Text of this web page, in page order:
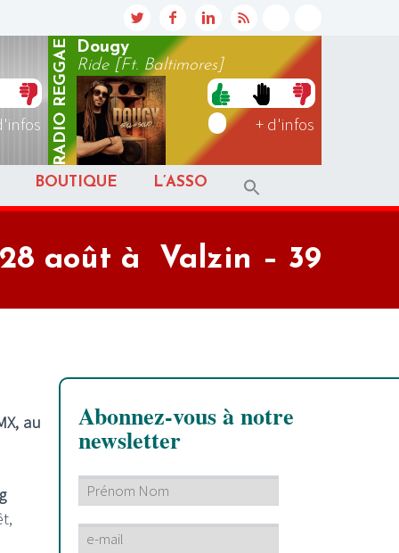
RADIO
REGGAE
Dougy
Ride [Ft. Baltimores]
+ d'infos
BOUTIQUE L’ASSO
août à Valzin – 39
au
Abonnez-vous à notre
newsletter